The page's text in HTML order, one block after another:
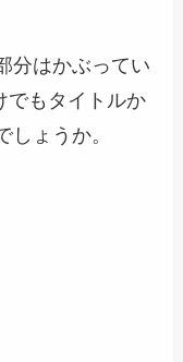
分はかぶってい
でもタイトルか
しょうか。